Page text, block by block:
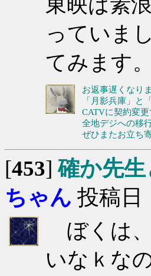
東映は素
っていま
てみます。
お返事遅くなり
「月影兵庫」と
CATVに契約変
全地デジへの移
ぜひまたお立ち
[453]確か先
ちゃん 投稿日
ぼくは
いなｋな